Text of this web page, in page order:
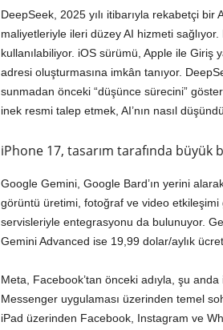
DeepSeek, 2025 yılı itibarıyla rekabetçi
maliyetleriyle ileri düzey AI hizmeti
kullanılabiliyor. iOS sürümü, Apple ile Giriş
adresi oluşturmasına imkân tanıyor.
sunmadan önceki “düşünce sürecini”
inek resmi talep etmek, AI’nın nasıl
iPhone 17, tasarım tarafında büyük
Google Gemini, Google Bard’ın yerini
görüntü üretimi, fotoğraf ve video etkileşimi
servisleriyle entegrasyonu da bulunuyor.
Gemini Advanced ise 19,99 dolar/aylık
Meta, Facebook’tan önceki adıyla, şu
Messenger uygulaması üzerinden temel
iPad üzerinden Facebook, Instagram ve